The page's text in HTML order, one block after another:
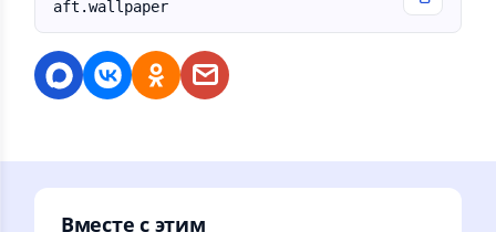
aft.wallpaper
Вместе с этим